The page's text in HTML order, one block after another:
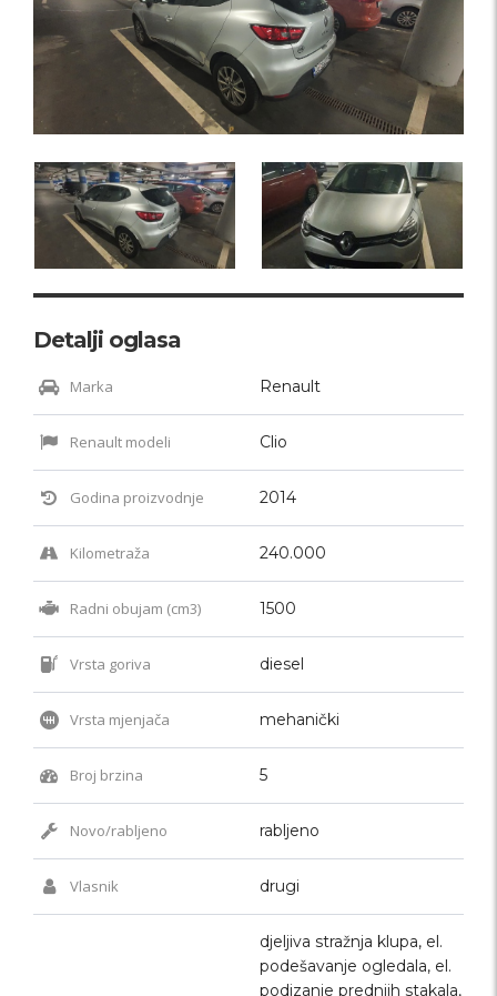
Detalji oglasa
Marka Renault
Renault modeli Clio
Godina proizvodnje 2014
Kilometraža 240.000
Radni obujam (cm3) 1500
Vrsta goriva diesel
Vrsta mjenjača mehanički
Broj brzina 5
Novo/rabljeno rabljeno
Vlasnik drugi
djeljiva stražnja klupa, el.
podešavanje ogledala, el.
podizanje prednjih stakala,